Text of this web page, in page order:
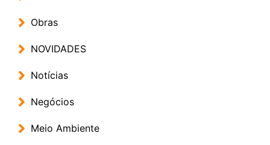
Obras
NOVIDADES
Notícias
Negócios
Meio Ambiente